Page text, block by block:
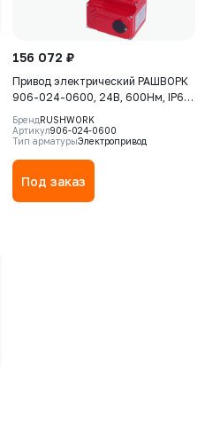
156 072 ₽
Привод электрический РАШВОРК
906-024-0600, 24В, 600Нм, IP67,
40сек
БрендRUSHWORK
Артикул906-024-0600
Тип арматурыЭлектропривод
Под заказ